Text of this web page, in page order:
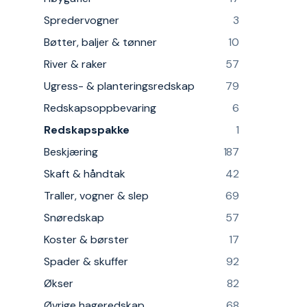
Spredervogner
3
Bøtter, baljer & tønner
10
River & raker
57
Ugress- & planteringsredskap
79
Redskapsoppbevaring
6
Redskapspakke
1
Beskjæring
187
Skaft & håndtak
42
Traller, vogner & slep
69
Snøredskap
57
Koster & børster
17
Spader & skuffer
92
Økser
82